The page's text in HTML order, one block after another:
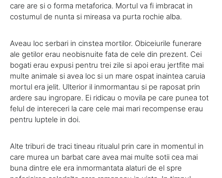
care are si o forma metaforica. Mortul va fi imbracat in
costumul de nunta si mireasa va purta rochie alba.
Aveau loc serbari in cinstea mortilor. Obiceiurile funerare
ale getilor erau neobisnuite fata de cele din prezent. Cei
bogati erau expusi pentru trei zile si apoi erau jertfite mai
multe animale si avea loc si un mare ospat inaintea caruia
mortul era jelit. Ulterior il inmormantau si pe raposat prin
ardere sau ingropare. Ei ridicau o movila pe care punea tot
felul de intereceri la care cele mai mari recompense erau
pentru luptele in doi.
Alte triburi de traci tineau ritualul prin care in momentul in
care murea un barbat care avea mai multe sotii cea mai
buna dintre ele era inmormantata alaturi de el spre